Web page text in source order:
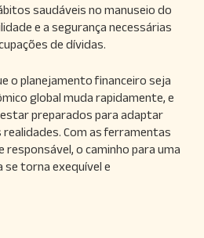
saudáveis no manuseio do
e a segurança necessárias
de dívidas.
o planejamento financeiro seja
global muda rapidamente, e
preparados para adaptar
Com as ferramentas
o caminho para uma
se torna exequível e